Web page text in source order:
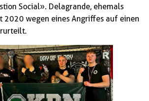
Social». Delagrande, ehemals
2020 wegen eines Angriffes auf einen